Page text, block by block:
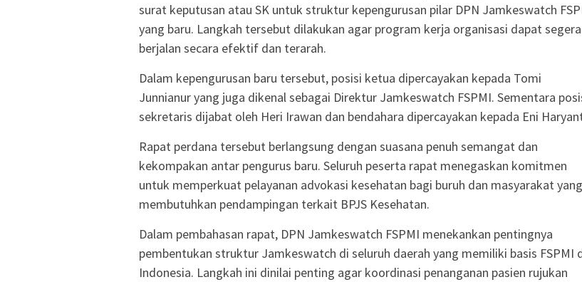
surat keputusan atau SK untuk struktur kepengurusan pilar DPN Jamkeswatch
yang baru. Langkah tersebut dilakukan agar program kerja organisasi dapat segera
berjalan secara efektif dan terarah.
Dalam kepengurusan baru tersebut, posisi ketua dipercayakan kepada Tomi
Junnianur yang juga dikenal sebagai Direktur Jamkeswatch FSPMI. Sementara
sekretaris dijabat oleh Heri Irawan dan bendahara dipercayakan kepada Eni
Rapat perdana tersebut berlangsung dengan suasana penuh semangat dan
kekompakan antar pengurus baru. Seluruh peserta rapat menegaskan komitmen
untuk memperkuat pelayanan advokasi kesehatan bagi buruh dan masyarakat yang
membutuhkan pendampingan terkait BPJS Kesehatan.
Dalam pembahasan rapat, DPN Jamkeswatch FSPMI menekankan pentingnya
pembentukan struktur Jamkeswatch di seluruh daerah yang memiliki basis FSPMI
Indonesia. Langkah ini dinilai penting agar koordinasi penanganan pasien rujukan